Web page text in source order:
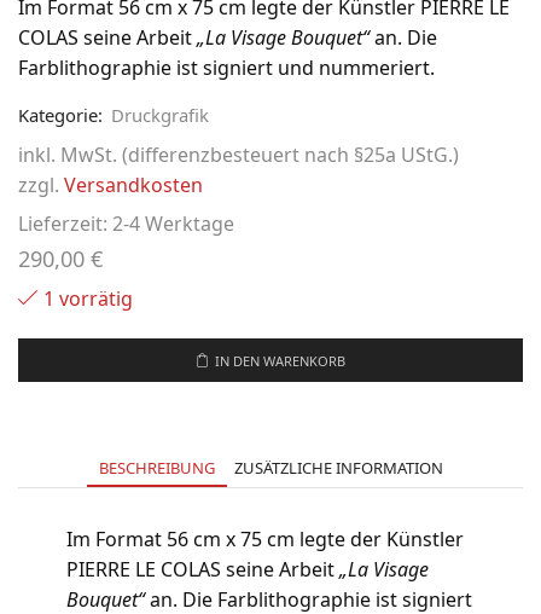
Im Format 56 cm x 75 cm legte der Künstler PIERRE LE
COLAS seine Arbeit„La Visage Bouquet“an. Die
Farblithographie ist signiert und nummeriert.
Kategorie: Druckgrafik
inkl. MwSt. (differenzbesteuert nach §25a UStG.)
zzgl. Versandkosten
Lieferzeit: 2-4 Werktage
290,00 €
1 vorrätig
IN DEN WARENKORB
BESCHREIBUNG ZUSÄTZLICHE INFORMATION
Im Format 56 cm x 75 cm legte der Künstler
PIERRE LE COLAS seine Arbeit„La Visage
Bouquet“an. Die Farblithographie ist signiert